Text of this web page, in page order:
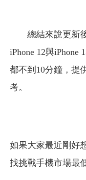
總結來說更新
iPhone 12與iPhone
都不到10分鐘，提
考。
如果大家最近剛好
找挑戰手機市場最